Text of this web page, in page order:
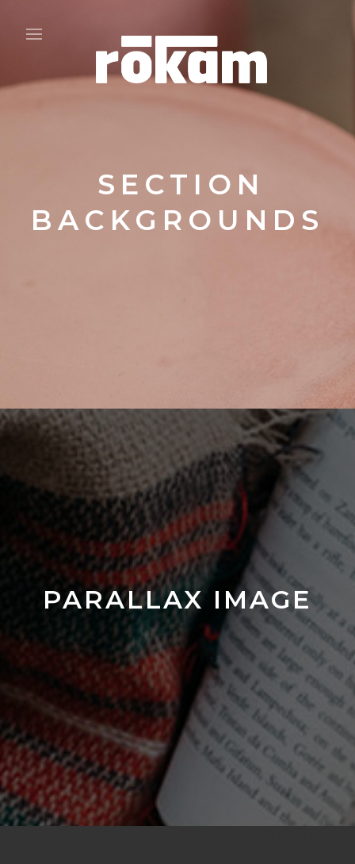
SECTION
BACKGROUNDS
PARALLAX IMAGE